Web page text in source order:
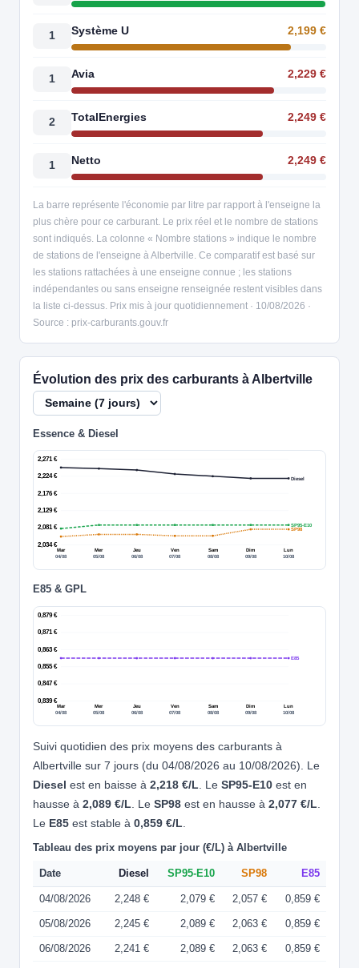
1 Système U 2,199 €
1 Avia 2,229 €
2 TotalEnergies 2,249 €
1 Netto 2,249 €
La barre représente l'économie par litre par rapport à l'enseigne la
plus chère pour ce carburant. Le prix réel et le nombre de stations
sont indiqués. La colonne « Nombre stations » indique le nombre
de stations de l'enseigne à Albertville. Ce comparatif est basé sur
les stations rattachées à une enseigne connue ; les stations
indépendantes ou sans enseigne renseignée restent visibles dans
la liste ci-dessus. Prix mis à jour quotidiennement · 10/08/2026 ·
Source : prix-carburants.gouv.fr
Évolution des prix des carburants à Albertville
Essence & Diesel
2,034 €
2,081 €
2,129 €
2,176 €
2,224 €
2,271 €
Mar
04/08
Mer
05/08
Jeu
06/08
Ven
07/08
Sam
08/08
Dim
09/08
Lun
10/08
Diesel
SP95-E10
SP98
E85 & GPL
0,839 €
0,847 €
0,855 €
0,863 €
0,871 €
0,879 €
Mar
04/08
Mer
05/08
Jeu
06/08
Ven
07/08
Sam
08/08
Dim
09/08
Lun
10/08
E85
Suivi quotidien des prix moyens des carburants à
Albertville sur 7 jours (du 04/08/2026 au 10/08/2026). Le
Diesel est en baisse à 2,218 €/L. Le SP95-E10 est en
hausse à 2,089 €/L. Le SP98 est en hausse à 2,077 €/L.
Le E85 est stable à 0,859 €/L.
Tableau des prix moyens par jour (€/L) à Albertville
Date Diesel SP95-E10 SP98 E85
04/08/2026 2,248 € 2,079 € 2,057 € 0,859 €
05/08/2026 2,245 € 2,089 € 2,063 € 0,859 €
06/08/2026 2,241 € 2,089 € 2,063 € 0,859 €